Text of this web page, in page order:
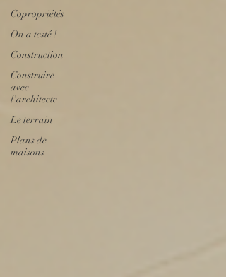
Copropriétés
On a testé !
Construction
Construire
avec
l'architecte
Le terrain
Plans de
maisons